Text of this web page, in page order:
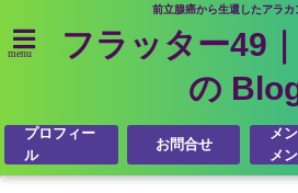
前立腺癌から生還したアラカ
menu
フラッター49
の
プロフィー
ル
お問合せ
メ
メ